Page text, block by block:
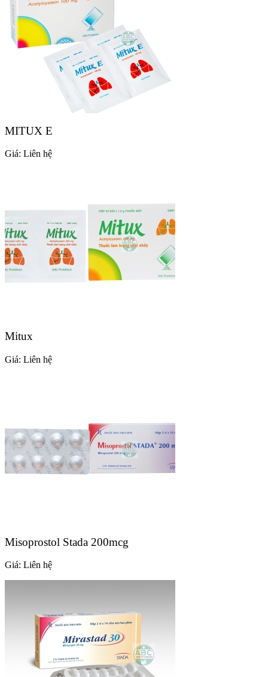
MITUX E
Giá: Liên hệ
Mitux
Giá: Liên hệ
Misoprostol Stada 200mcg
Giá: Liên hệ